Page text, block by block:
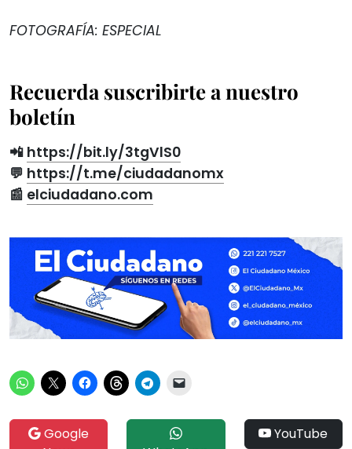
FOTOGRAFÍA: ESPECIAL
Recuerda suscribirte a nuestro
boletín
📲 https://bit.ly/3tgVlS0
💬 https://t.me/ciudadanomx
📰 elciudadano.com
Google
YouTube